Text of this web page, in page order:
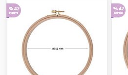
%42
indirimli
%42
indirimli